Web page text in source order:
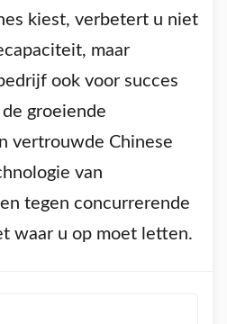
kiest, verbetert u niet
maar
ook voor succes
groeiende
vertrouwde Chinese
van
tegen concurrerende
waar u op moet letten.